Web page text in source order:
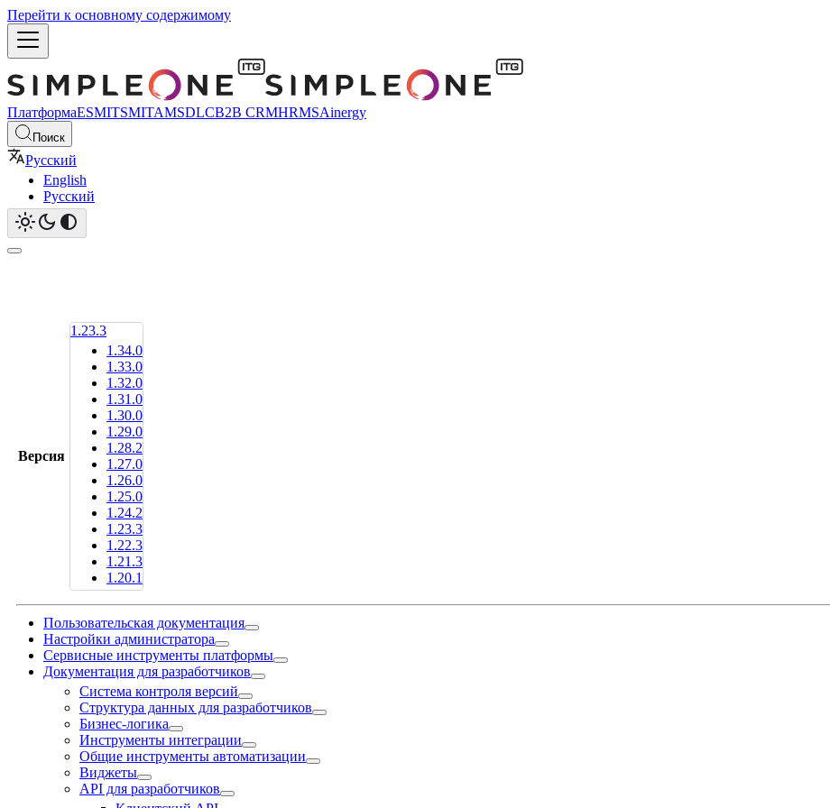
Перейти к основному содержимому
ПлатформаESMITSMITAMSDLCB2B CRMHRMSAinergy
Поиск
Русский
English
Русский
Версия
1.23.3
1.34.0
1.33.0
1.32.0
1.31.0
1.30.0
1.29.0
1.28.2
1.27.0
1.26.0
1.25.0
1.24.2
1.23.3
1.22.3
1.21.3
1.20.1
Пользовательская документация
Настройки администратора
Сервисные инструменты платформы
Документация для разработчиков
Система контроля версий
Структура данных для разработчиков
Бизнес-логика
Инструменты интеграции
Общие инструменты автоматизации
Виджеты
API для разработчиков